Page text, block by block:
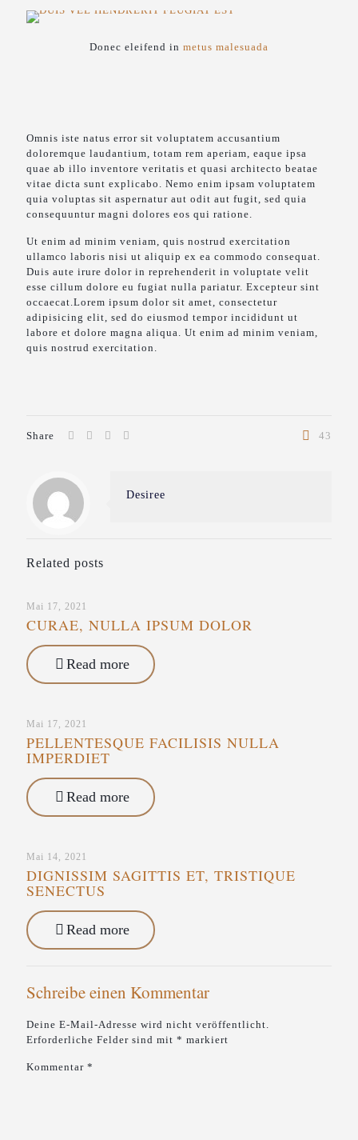
Donec eleifend in metus malesuada
Omnis iste natus error sit voluptatem accusantium
doloremque laudantium, totam rem aperiam, eaque ipsa
quae ab illo inventore veritatis et quasi architecto beatae
vitae dicta sunt explicabo. Nemo enim ipsam voluptatem
quia voluptas sit aspernatur aut odit aut fugit, sed quia
consequuntur magni dolores eos qui ratione.
Ut enim ad minim veniam, quis nostrud exercitation
ullamco laboris nisi ut aliquip ex ea commodo consequat.
Duis aute irure dolor in reprehenderit in voluptate velit
esse cillum dolore eu fugiat nulla pariatur. Excepteur sint
occaecat.Lorem ipsum dolor sit amet, consectetur
adipisicing elit, sed do eiusmod tempor incididunt ut
labore et dolore magna aliqua. Ut enim ad minim veniam,
quis nostrud exercitation.
Share 43
Desiree
Related posts
Mai 17, 2021
CURAE, NULLA IPSUM DOLOR
Read more
Mai 17, 2021
PELLENTESQUE FACILISIS NULLA
IMPERDIET
Read more
Mai 14, 2021
DIGNISSIM SAGITTIS ET, TRISTIQUE
SENECTUS
Read more
Schreibe einen Kommentar
Deine E-Mail-Adresse wird nicht veröffentlicht.
Erforderliche Felder sind mit * markiert
Kommentar *